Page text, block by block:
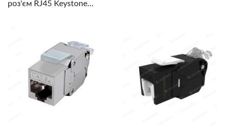
роз'єм RJ45 Keystone